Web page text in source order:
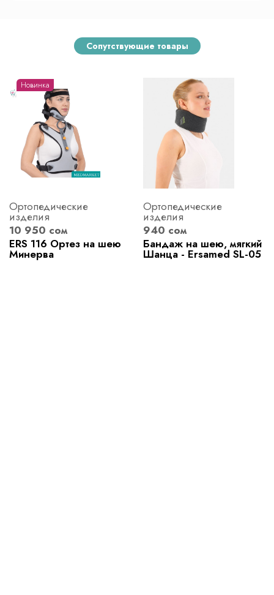
Сопутствующие товары
Новинка
Ортопедические
изделия
10 950 сом
ERS 116 Ортез на шею
Минерва
Ортопедические
изделия
940 сом
Бандаж на шею, мягкий
Шанца - Ersamed SL-05